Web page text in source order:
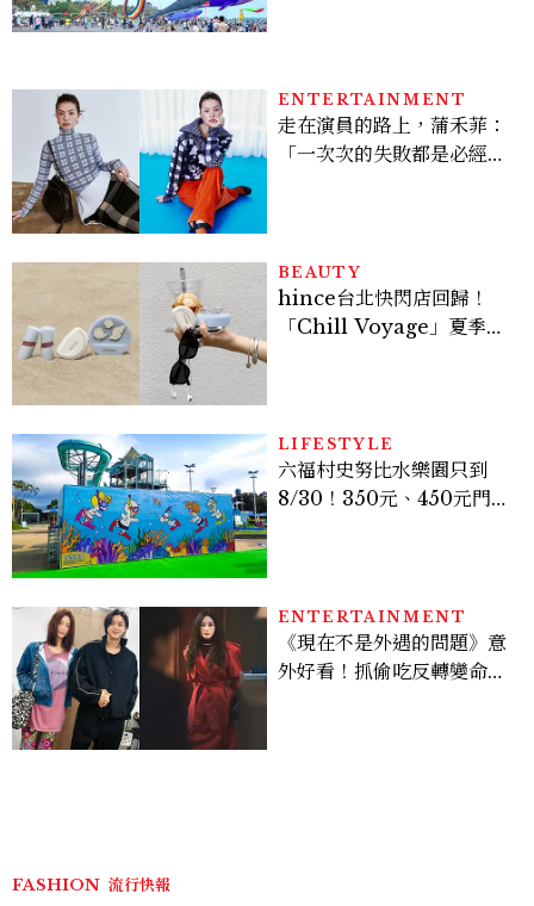
ENTERTAINMENT
走在演員的路上，蒲禾菲：
「一次次的失敗都是必經過
BEAUTY
hince台北快閃店回歸！
「Chill Voyage」夏季限
LIFESTYLE
六福村史努比水樂園只到
8/30！350元、450元門票
ENTERTAINMENT
《現在不是外遇的問題》意
外好看！抓偷吃反轉變命
FASHION 流行快報